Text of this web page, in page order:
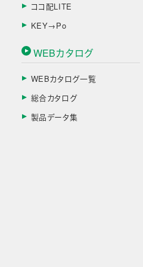
ココ配LITE
KEY→Po
WEBカタログ
WEBカタログ一覧
総合カタログ
製品データ集